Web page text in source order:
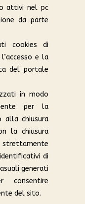
attivi nel pc
da parte
cookies di
e la
del portale
in modo
per la
alla chiusura
la chiusura
di
generati
consentire
del sito.